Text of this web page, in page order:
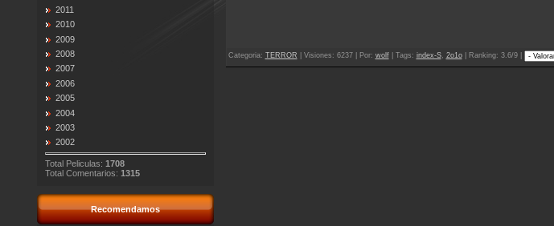
2011
2010
2009
2008
2007
2006
2005
2004
2003
2002
Total Peliculas: 1708
Total Comentarios: 1315
Recomendamos
Categoria: TERROR Visiones : 6237 | Por: wolf| Tags : index-S, 2o1o| Ranking: 3.6/9 |